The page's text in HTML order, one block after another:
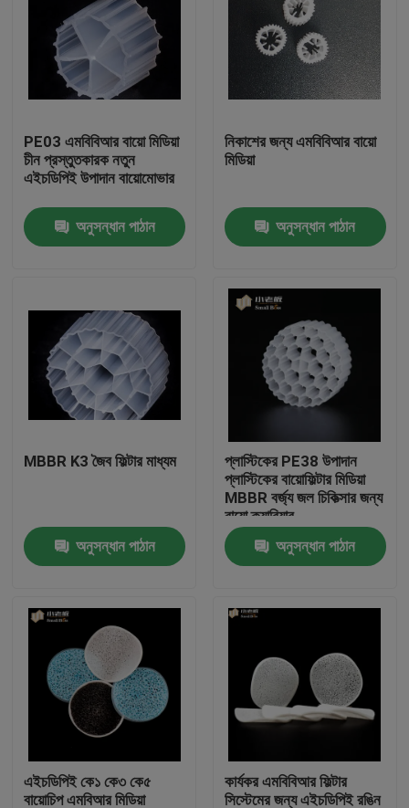
আমাদের সম্পর্কে
কারখানা ভ্রমণ
আমাদের সাথে যোগাযোগ করুন
ব্লগ
উদ্ধৃতির জন্য আবেদন
এমবিবিআর ফিল্টার মিডিয়া
এমবিবিআর বায়ো মিডিয়া
PE03 এমবিবিআর বায়ো মিডিয়া
চীন প্রস্তুতকারক নতুন
এইচডিপিই উপাদান বায়োমোভার
অনুসন্ধান পাঠান
নিকাশের জন্য এমবিবিআর বায়ো
মিডিয়া
অনুসন্ধান পাঠান
MBBR K3 জৈব ফিল্টার মাধ্যম
অনুসন্ধান পাঠান
প্লাস্টিকের PE38 উপাদান
প্লাস্টিকের বায়োফিল্টার মিডিয়া
MBBR বর্জ্য জল চিকিত্সার জন্য
বায়ো ক্যারিয়ার
অনুসন্ধান পাঠান
এইচডিপিই কে১ কে৩ কে৫
বায়োচিপ এমবিআর মিডিয়া
কার্যকর এমবিবিআর ফিল্টার
সিস্টেমের জন্য এইচডিপিই রঙিন